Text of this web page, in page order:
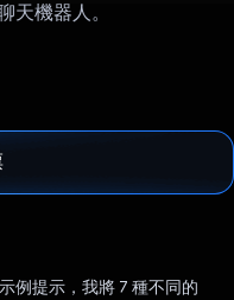
天機器人。
例提示，我將 7 種不同的